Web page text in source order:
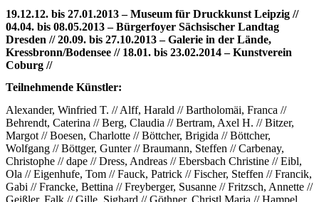
19.12.12. bis 27.01.2013 – Museum für Druckkunst Leipzig //
04.04. bis 08.05.2013 – Bürgerfoyer Sächsischer Landtag
Dresden // 20.09. bis 27.10.2013 – Galerie in der Lände,
Kressbronn/Bodensee // 18.01. bis 23.02.2014 – Kunstverein
Coburg //
Teilnehmende Künstler:
Alexander, Winfried T. // Alff, Harald // Bartholomäi, Franca //
Behrendt, Caterina // Berg, Claudia // Bertram, Axel H. // Bitzer,
Margot // Boesen, Charlotte // Böttcher, Brigida // Böttcher,
Wolfgang // Böttger, Gunter // Braumann, Steffen // Carbenay,
Christophe // dape // Dress, Andreas // Ebersbach Christine // Eibl,
Ola // Eigenhufe, Tom // Fauck, Patrick // Fischer, Steffen // Francik,
Gabi // Francke, Bettina // Freyberger, Susanne // Fritzsch, Annette //
Geißler, Falk // Gille, Sighard // Göthner, Christl Maria // Hampel,